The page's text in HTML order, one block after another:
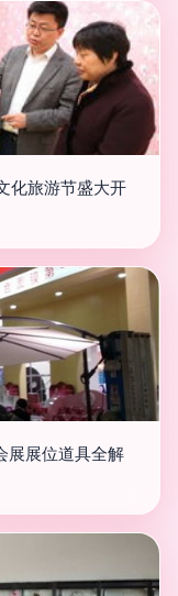
化旅游节盛大开
展展位道具全解